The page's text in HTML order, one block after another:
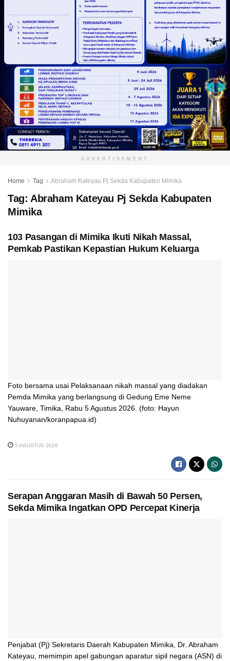
ADVERTISEMENT
Home Tag Abraham Kateyau Pj Sekda Kabupaten Mimika
Tag: Abraham Kateyau Pj Sekda Kabupaten
Mimika
103 Pasangan di Mimika Ikuti Nikah Massal,
Pemkab Pastikan Kepastian Hukum Keluarga
Foto bersama usai Pelaksanaan nikah massal yang diadakan
Pemda Mimika yang berlangsung di Gedung Eme Neme
Yauware, Timika, Rabu 5 Agustus 2026. (foto: Hayun
Nuhuyanan/koranpapua.id)
5 AGUSTUS 2026
Serapan Anggaran Masih di Bawah 50 Persen,
Sekda Mimika Ingatkan OPD Percepat Kinerja
Penjabat (Pj) Sekretaris Daerah Kabupaten Mimika, Dr. Abraham
Kateyau, memimpin apel gabungan aparatur sipil negara (ASN) di